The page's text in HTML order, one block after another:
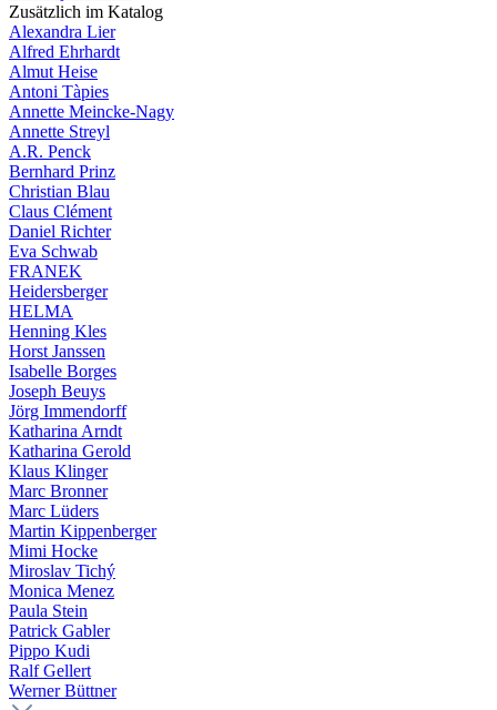
Zusätzlich im Katalog
Alexandra Lier
Alfred Ehrhardt
Almut Heise
Antoni Tàpies
Annette Meincke-Nagy
Annette Streyl
A.R. Penck
Bernhard Prinz
Christian Blau
Claus Clément
Daniel Richter
Eva Schwab
FRANEK
Heidersberger
HELMA
Henning Kles
Horst Janssen
Isabelle Borges
Joseph Beuys
Jörg Immendorff
Katharina Arndt
Katharina Gerold
Klaus Klinger
Marc Bronner
Marc Lüders
Martin Kippenberger
Mimi Hocke
Miroslav Tichý
Monica Menez
Paula Stein
Patrick Gabler
Pippo Kudi
Ralf Gellert
Werner Büttner